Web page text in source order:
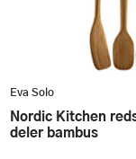
Eva Solo
Nordic Kitchen redskapssett 3
deler bambus